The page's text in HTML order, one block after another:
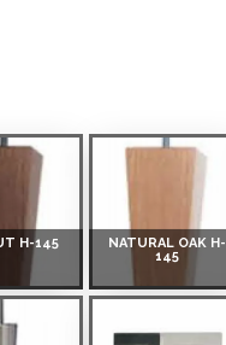
H-145
NATURAL OAK H-
145